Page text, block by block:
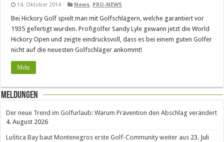
14. Oktober 2014 News, PRO-NEWS
Bei Hickory Golf spielt man mit Golfschlägern, welche garantiert vor
1935 gefertigt wurden. Profigolfer Sandy Lyle gewann jetzt die World
Hickory Open und zeigte eindrucksvoll, dass es bei einem guten Golfer
nicht auf die neuesten Golfschläger ankommt!
Mehr
Meldungen
Der neue Trend im Golfurlaub: Warum Prävention den Abschlag verändert
4. August 2026
Luštica Bay baut Montenegros erste Golf-Community weiter aus 23. Juli